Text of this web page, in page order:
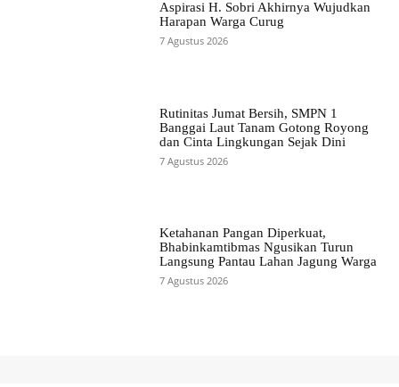
Aspirasi H. Sobri Akhirnya Wujudkan
Harapan Warga Curug
7 Agustus 2026
Rutinitas Jumat Bersih, SMPN 1
Banggai Laut Tanam Gotong Royong
dan Cinta Lingkungan Sejak Dini
7 Agustus 2026
Ketahanan Pangan Diperkuat,
Bhabinkamtibmas Ngusikan Turun
Langsung Pantau Lahan Jagung Warga
7 Agustus 2026